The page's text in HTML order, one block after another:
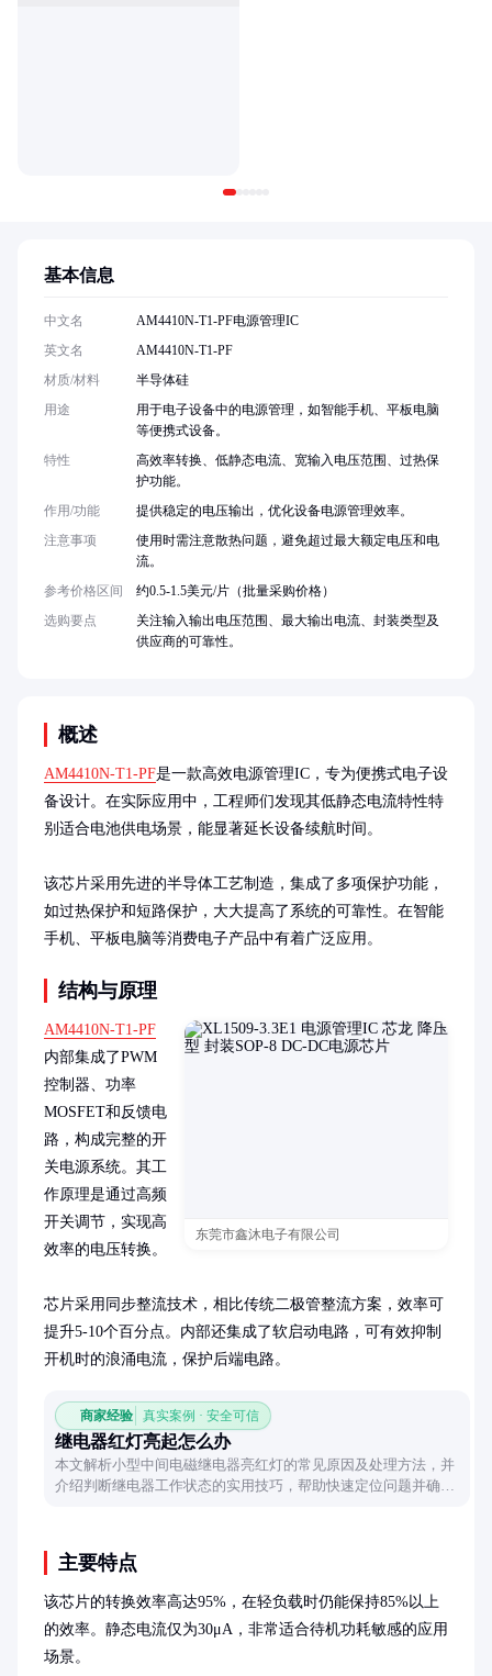
概述
AM4410N-T1-PF是一款高效电源管理IC，专为便携式电子设
备设计。在实际应用中，工程师们发现其低静态电流特性特
别适合电池供电场景，能显著延长设备续航时间。
该芯片采用先进的半导体工艺制造，集成了多项保护功能，
如过热保护和短路保护，大大提高了系统的可靠性。在智能
手机、平板电脑等消费电子产品中有着广泛应用。
结构与原理
东莞市鑫沐电子有限公司
AM4410N-T1-PF
内部集成了PWM
控制器、功率
MOSFET和反馈电
路，构成完整的开
关电源系统。其工
作原理是通过高频
开关调节，实现高
效率的电压转换。
芯片采用同步整流技术，相比传统二极管整流方案，效率可
提升5-10个百分点。内部还集成了软启动电路，可有效抑制
开机时的浪涌电流，保护后端电路。
商家经验 真实案例 · 安全可信
继电器红灯亮起怎么办
本文解析小型中间电磁继电器亮红灯的常见原因及处理方法，并
介绍判断继电器工作状态的实用技巧，帮助快速定位问题并确保
主要特点
该芯片的转换效率高达95%，在轻负载时仍能保持85%以上
的效率。静态电流仅为30μA，非常适合待机功耗敏感的应用
场景。
基本信息
中文名
AM4410N-T1-PF电源管理IC
英文名
AM4410N-T1-PF
材质/材料
半导体硅
用途
用于电子设备中的电源管理，如智能手机、平板电脑
等便携式设备。
特性
高效率转换、低静态电流、宽输入电压范围、过热保
护功能。
作用/功能
提供稳定的电压输出，优化设备电源管理效率。
注意事项
使用时需注意散热问题，避免超过最大额定电压和电
流。
参考价格区间
约0.5-1.5美元/片（批量采购价格）
选购要点
关注输入输出电压范围、最大输出电流、封装类型及
供应商的可靠性。